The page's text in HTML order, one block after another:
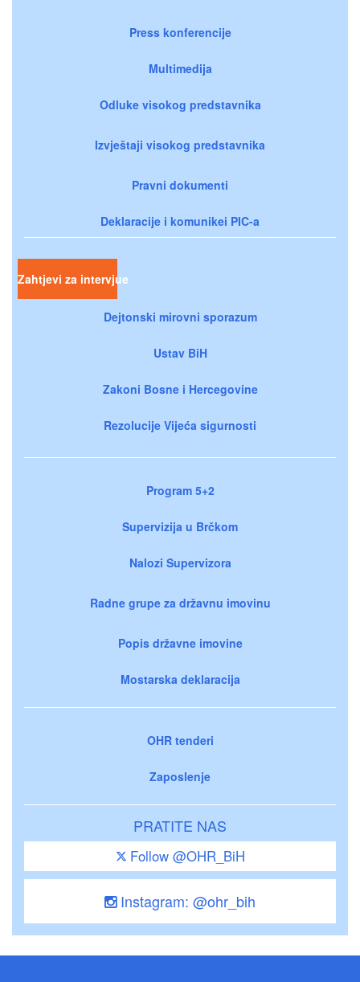
Press konferencije
Multimedija
Odluke visokog predstavnika
Izvještaji visokog predstavnika
Pravni dokumenti
Deklaracije i komunikei PIC-a
Zahtjevi za intervjue
Dejtonski mirovni sporazum
Ustav BiH
Zakoni Bosne i Hercegovine
Rezolucije Vijeća sigurnosti
Program 5+2
Supervizija u Brčkom
Nalozi Supervizora
Radne grupe za državnu imovinu
Popis državne imovine
Mostarska deklaracija
OHR tenderi
Zaposlenje
PRATITE NAS
Follow @OHR_BiH
Instagram: @ohr_bih